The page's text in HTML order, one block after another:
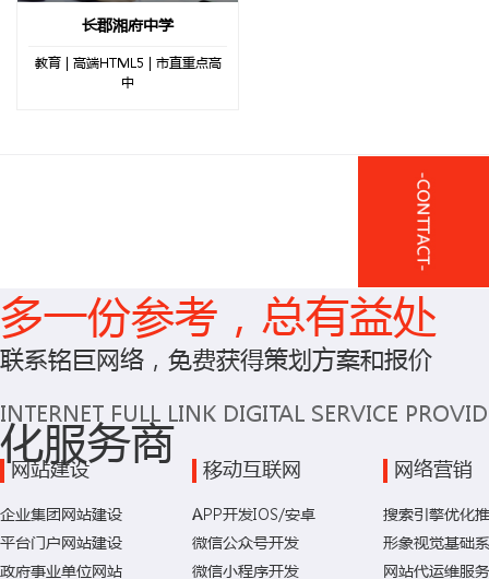
长郡湘府中学
教育 | 高端HTML5 | 市直重点高
中
多一份参考，总有益处
联系铭巨网络，免费获得策划方案和报价
化服务商
INTERNET FULL LINK DIGITAL SERVICE
网站建设
企业集团网站建设
平台门户网站建设
政府事业单位网站
移动互联网
APP开发IOS/安卓
微信公众号开发
微信小程序开发
网络营销
搜索引擎优化
形象视觉基础
网站代运维服务